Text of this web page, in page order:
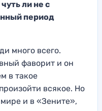
ли не с
период
много всего.
фаворит и он
в такое
всякое. Но
и в «Зените»,